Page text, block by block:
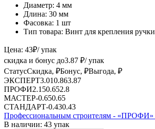
Диаметр: 4 мм
Длина: 30 мм
Фасовка: 1 шт
Тип товара: Винт для крепления ручки
Цена: 43₽/ упак
скидка и бонус до3.87 ₽/ упак
СтатусСкидка, ₽Бонус, ₽Выгода, ₽
ЭКСПЕРТ3.010.863.87
ПРОФИ2.150.652.8
МАСТЕР-0.650.65
СТАНДАРТ-0.430.43
Профессиональным строителям - «ПРОФИ»
В наличии: 43 упак